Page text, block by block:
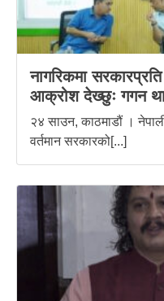
नागरिकमा
आक्रोश देख्छुः गगन
२४ साउन, काठमाडौं ।
वर्तमान सरकारको[...]